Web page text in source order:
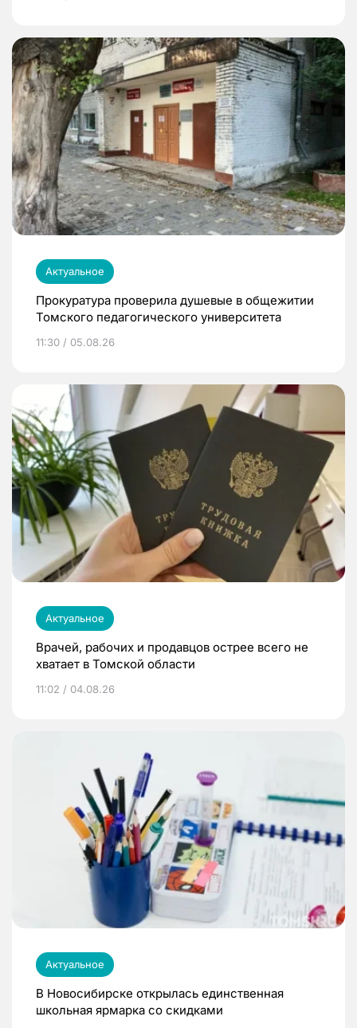
Актуальное
Прокуратура проверила душевые в общежитии
Томского педагогического университета
11:30 / 05.08.26
Актуальное
Врачей, рабочих и продавцов острее всего не
хватает в Томской области
11:02 / 04.08.26
Актуальное
В Новосибирске открылась единственная
школьная ярмарка со скидками